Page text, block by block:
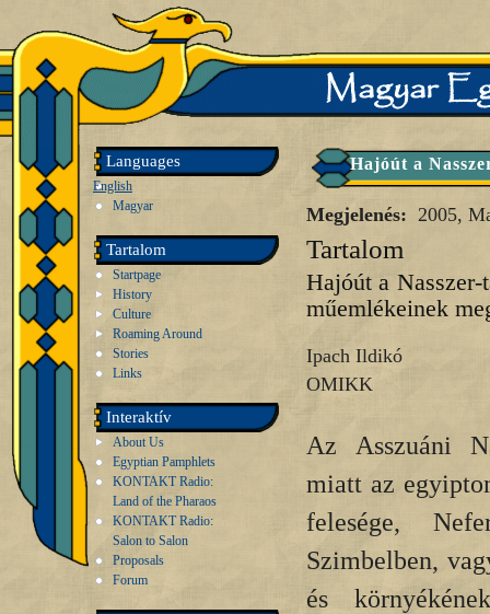
Languages
English
Magyar
Tartalom
Startpage
History
Culture
Roaming Around
Stories
Links
Interaktív
About Us
Egyptian Pamphlets
KONTAKT Radio:
Land of the Pharaos
KONTAKT Radio:
Salon to Salon
Proposals
Forum
Hajóút a
Megjelenés: 2005,
Tartalom
Hajóút a
műemlékeinek
Ipach Ildikó
OMIKK
Az Asszuáni
miatt az
felesége,
Szimbelben,
és